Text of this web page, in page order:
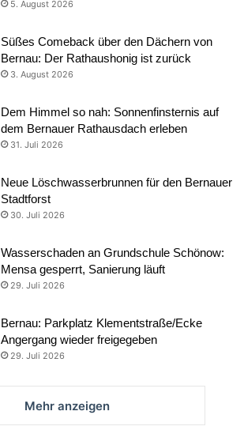
5. August 2026
Süßes Comeback über den Dächern von
Bernau: Der Rathaushonig ist zurück
3. August 2026
Dem Himmel so nah: Sonnenfinsternis auf
dem Bernauer Rathausdach erleben
31. Juli 2026
Neue Löschwasserbrunnen für den Bernauer
Stadtforst
30. Juli 2026
Wasserschaden an Grundschule Schönow:
Mensa gesperrt, Sanierung läuft
29. Juli 2026
Bernau: Parkplatz Klementstraße/Ecke
Angergang wieder freigegeben
29. Juli 2026
Mehr anzeigen